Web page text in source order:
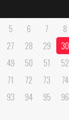
5 6 7 8
27 28 29 30
49 50 51 52
71 72 73 74
93 94 95 96